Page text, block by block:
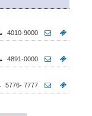
4010-9000
4891-0000
5776- 7777